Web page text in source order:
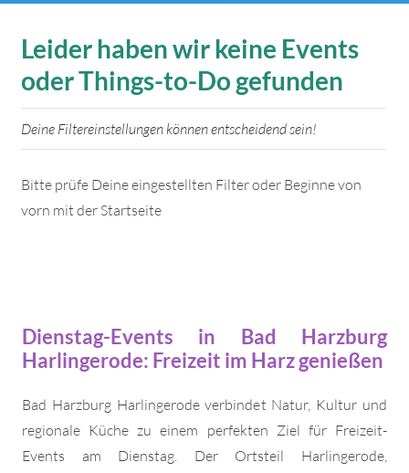
Leider haben wir keine Events
oder Things-to-Do gefunden
Deine Filtereinstellungen können entscheidend sein!
Bitte prüfe Deine eingestellten Filter oder Beginne von
vorn mit der Startseite
Dienstag-Events in Bad Harzburg
Harlingerode: Freizeit im Harz genießen
Bad Harzburg Harlingerode verbindet Natur, Kultur und
regionale Küche zu einem perfekten Ziel für Freizeit-
Events am Dienstag. Der Ortsteil Harlingerode,